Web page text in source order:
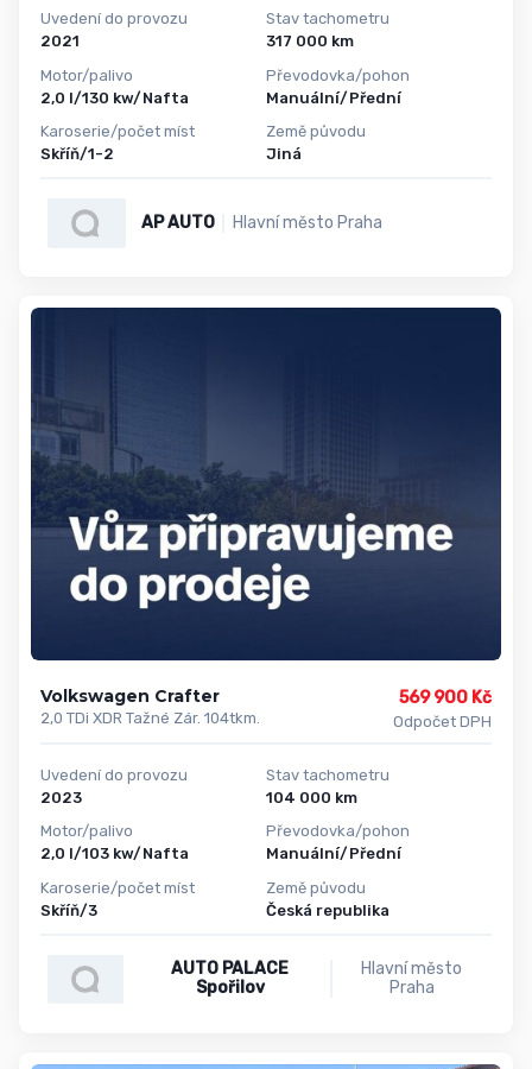
Uvedení do provozu
2021
Motor/palivo
2,0 l/130 kw/Nafta
Karoserie/počet míst
Skříň/1-2
Stav tachometru
317 000 km
Převodovka/pohon
Manuální/Přední
Země původu
Jiná
AP AUTO Hlavní město Praha
Volkswagen Crafter
2,0 TDi XDR Tažné Zár. 104tkm.
569 900 Kč
Odpočet DPH
Uvedení do provozu
2023
Motor/palivo
2,0 l/103 kw/Nafta
Karoserie/počet míst
Skříň/3
Stav tachometru
104 000 km
Převodovka/pohon
Manuální/Přední
Země původu
Česká republika
AUTO PALACE
Spořilov
Hlavní město
Praha